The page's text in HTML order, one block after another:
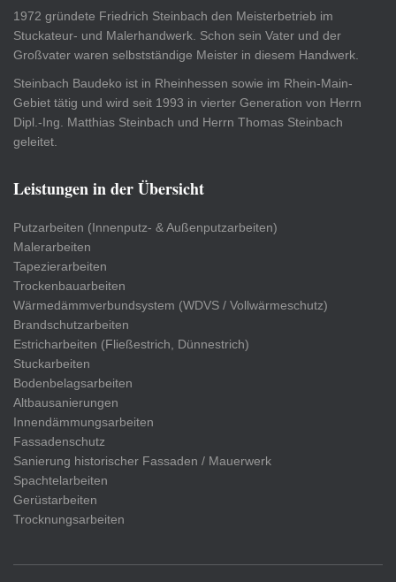
1972 gründete Friedrich Steinbach den Meisterbetrieb im
Stuckateur- und Malerhandwerk. Schon sein Vater und der
Großvater waren selbstständige Meister in diesem Handwerk.
Steinbach Baudeko ist in Rheinhessen sowie im Rhein-Main-
Gebiet tätig und wird seit 1993 in vierter Generation von Herrn
Dipl.-Ing. Matthias Steinbach und Herrn Thomas Steinbach
geleitet.
Leistungen in der Übersicht
Putzarbeiten (Innenputz- & Außenputzarbeiten)
Malerarbeiten
Tapezierarbeiten
Trockenbauarbeiten
Wärmedämmverbundsystem (WDVS / Vollwärmeschutz)
Brandschutzarbeiten
Estricharbeiten (Fließestrich, Dünnestrich)
Stuckarbeiten
Bodenbelagsarbeiten
Altbausanierungen
Innendämmungsarbeiten
Fassadenschutz
Sanierung historischer Fassaden / Mauerwerk
Spachtelarbeiten
Gerüstarbeiten
Trocknungsarbeiten